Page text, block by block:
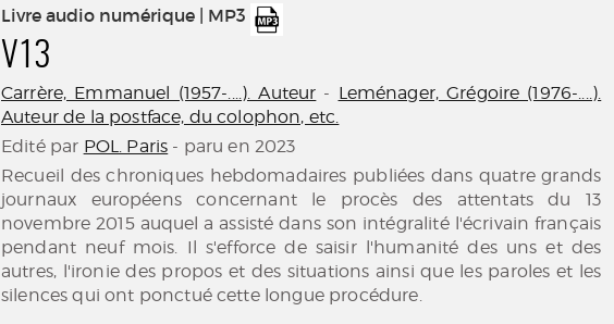
Livre audio numérique | MP3
V13
Carrère, Emmanuel (1957-....). Auteur - Leménager, Grégoire (1976-....).
Auteur de la postface, du colophon, etc.
Edité par POL. Paris - paru en 2023
Recueil des chroniques hebdomadaires publiées dans quatre grands
journaux européens concernant le procès des attentats du 13
novembre 2015 auquel a assisté dans son intégralité l'écrivain français
pendant neuf mois. Il s'efforce de saisir l'humanité des uns et des
autres, l'ironie des propos et des situations ainsi que les paroles et les
silences qui ont ponctué cette longue procédure.